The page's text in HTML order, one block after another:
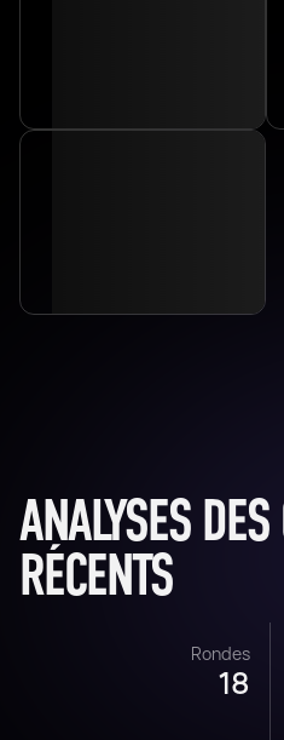
ANALYSES
RÉCENTS
Rondes
18